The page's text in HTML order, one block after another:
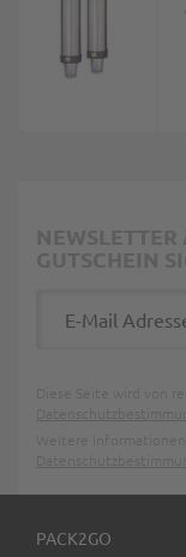
PACK2GO